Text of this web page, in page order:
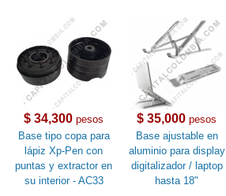
$ 34,300 pesos
Base tipo copa para
lápiz Xp-Pen con
puntas y extractor en
su interior - AC33
$ 35,000 pesos
Base ajustable en
aluminio para display
digitalizador / laptop
hasta 18"